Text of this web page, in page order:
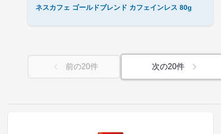
ネスカフェ ゴールドブレンド カフェインレス 80g
前の20件 次の20件